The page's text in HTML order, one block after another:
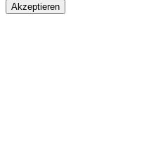
Akzeptieren